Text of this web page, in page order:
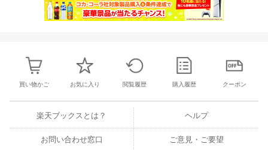
買い物かご お気に入り 閲覧履歴 購入履歴 クーポン
楽天ブックスとは？ ヘルプ
お問い合わせ窓口 ご意見・ご要望